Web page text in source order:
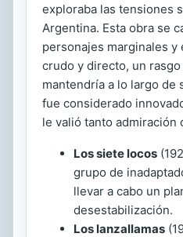
exploraba las tensiones
Argentina. Esta obra se
personajes marginales y
crudo y directo, un
mantendría a lo largo de
fue considerado
le valió tanto admiración
Los siete locos
grupo de
llevar a cabo un
desestabilización.
Los lanzallamas